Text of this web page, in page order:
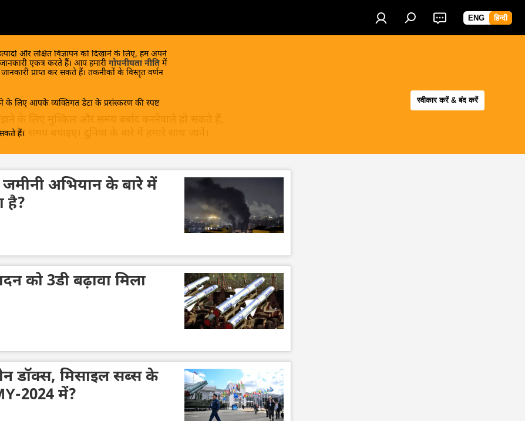
ENG हिन्दी
और लक्षित विज्ञापन को दिखाने के लिए, हम अपने
एकत्र करते हैं। आप हमारी गोपनीयता नीति में
प्राप्त कर सकते हैं। तकनीकों के विस्तृत वर्णन
लिए आपके व्यक्तिगत डेटा के प्रसंस्करण की स्पष्ट
हैं।
स्वीकार करें & बंद करें
के लिए मुश्किल और समय बर्बाद करनेवाले हो सकते हैं,
समय बचाइए। दुनिया के बारे में हमारे साथ जानें।
अभियान के बारे में
है?
को 3डी बढ़ावा मिला
डॉक्स, मिसाइल सब्स के
2024 में?